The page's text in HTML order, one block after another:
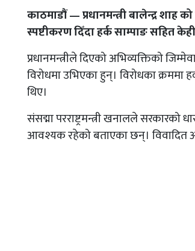
काठमाडौं — प्रधानमन्त्री बालेन्द्र शाह
स्पष्टीकरण दिँदा हर्क साम्पाङ सहित
प्रधानमन्त्रीले दिएको अभिव्यक्तिको
विरोधमा उभिएका हुन्। विरोधका क्रममा
थिए।
संसद्मा परराष्ट्रमन्त्री खनालले सरकारको
आवश्यक रहेको बताएका छन्। विवादित